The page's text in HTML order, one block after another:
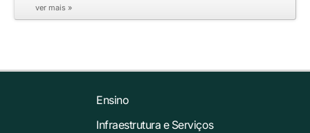
ver mais »
Ensino
Infraestrutura e Serviços